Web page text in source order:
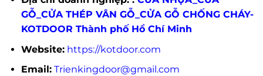
GỖ_CỬA THÉP VÂN GỖ_CỬA GỖ CHỐNG CHÁY-
KOTDOOR Thành phố Hồ Chí Minh
Website: https://kotdoor.com
Email: Trienkingdoor@gmail.com